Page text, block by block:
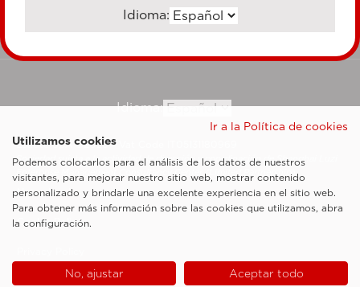
Idioma:
Esaote SpA ©2026 - Vat Code IT05131180969
Sociedad sujeta a la actividad de dirección y coordinación de Shanghai Luzi
Enterprise Management Consultancy Center (Limited Partnership)
Notas legales
Cookie Policy
Idioma:
Ir a la Política de cookies
Utilizamos cookies
Podemos colocarlos para el análisis de los datos de nuestros
visitantes, para mejorar nuestro sitio web, mostrar contenido
personalizado y brindarle una excelente experiencia en el sitio web.
Para obtener más información sobre las cookies que utilizamos, abra
la configuración.
No, ajustar Aceptar todo